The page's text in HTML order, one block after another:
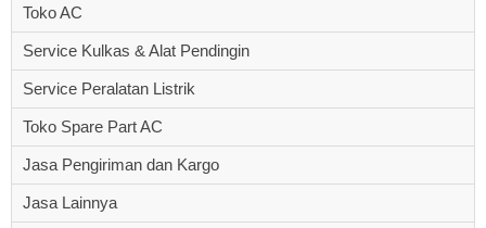
Toko AC
Service Kulkas & Alat Pendingin
Service Peralatan Listrik
Toko Spare Part AC
Jasa Pengiriman dan Kargo
Jasa Lainnya